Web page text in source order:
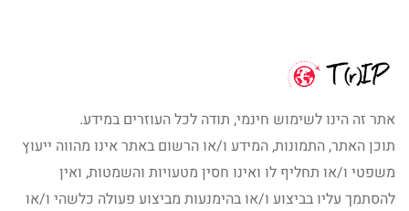
אתר זה הינו לשימוש חינמי, תודה לכל העוזרים במידע.
תוכן האתר, התמונות, המידע ו/או הרשום באתר אינו מהווה ייעוץ
משפטי ו/או תחליף לו ואינו חסין מטעויות והשמטות, ואין
להסתמך עליו בביצוע ו/או בהימנעות מביצוע פעולה כלשהי ו/או